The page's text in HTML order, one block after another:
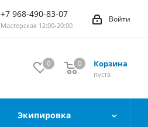
+7 968-490-83-07
Мастерская 12:00-20:00
Войти
0 Корзина
0
пуста
0
Экипировка